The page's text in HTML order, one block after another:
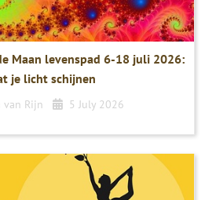
Maan levenspad 6-18 juli 2026:
je licht schijnen
van Rijn 5 July 2026